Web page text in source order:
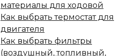
материалы для ходовой
Как выбрать термостат для
двигателя
Как выбрать фильтры
(воздушный, топливный,